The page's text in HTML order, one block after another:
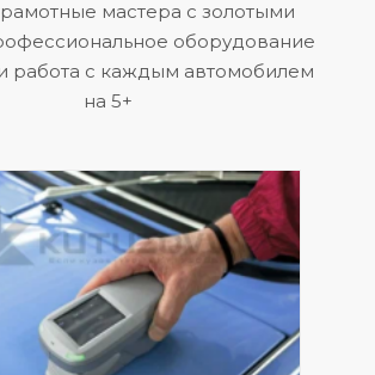
мастера с золотыми
оборудование
работа с каждым автомобилем
на 5+